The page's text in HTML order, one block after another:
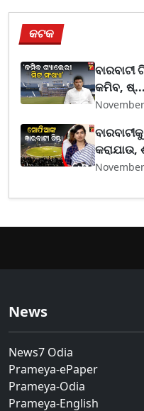
କଟକ
କମିବ, ଷ୍...
କରାଯାଉ,
News
News7 Odia
Prameya-ePaper
Prameya-Odia
Prameya-English